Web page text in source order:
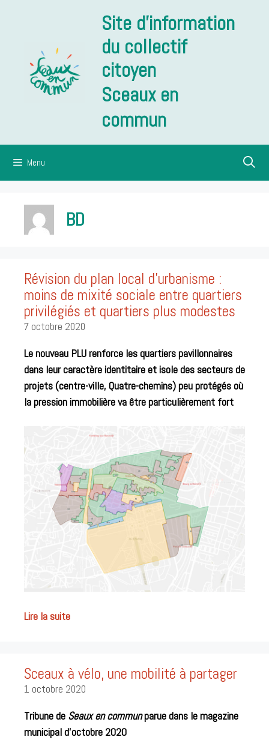
Site d'information
du collectif
citoyen
Sceaux en
commun
Menu
BD
Révision du plan local d’urbanisme :
moins de mixité sociale entre quartiers
privilégiés et quartiers plus modestes
7 octobre 2020
Le nouveau PLU renforce les quartiers pavillonnaires
dans leur caractère identitaire et isole des secteurs de
projets (centre-ville, Quatre-chemins) peu protégés où
la pression immobilière va être particulièrement fort
Lire la suite
Sceaux à vélo, une mobilité à partager
1 octobre 2020
Tribune de Seaux en communparue dans le magazine
municipal d’octobre 2020